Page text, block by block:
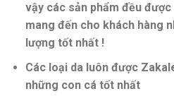
vậy các sản phẩm đều
mang đến cho khách hàng
lượng tốt nhất !
Các loại da luôn được
những con cá tốt nhất